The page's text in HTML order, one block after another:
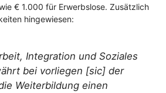
€ 1.000 für Erwerbslose. Zusätzlich
hingewiesen:
Integration und Soziales
bei vorliegen [sic] der
Weiterbildung einen